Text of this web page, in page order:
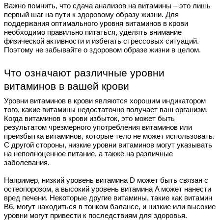
Важно помнить, что сдача анализов на витамины – это лишь
первый шаг на пути к здоровому образу жизни. Для
поддержания оптимального уровня витаминов в крови
необходимо правильно питаться, уделять внимание
физической активности и избегать стрессовых ситуаций.
Поэтому не забывайте о здоровом образе жизни в целом.
Что означают различные уровни
витаминов в вашей крови
Уровни витаминов в крови являются хорошим индикатором
того, какие витамины недостаточно получает ваш организм.
Когда витаминов в крови избыток, это может быть
результатом чрезмерного употребления витаминов или
преизбытка витаминов, которые тело не может использовать.
С другой стороны, низкие уровни витаминов могут указывать
на неполноценное питание, а также на различные
заболевания.
Например, низкий уровень витамина D может быть связан с
остеопорозом, а высокий уровень витамина A может нанести
вред печени. Некоторые другие витамины, такие как витамин
B6, могут находиться в тонком балансе, и низкие или высокие
уровни могут привести к последствиям для здоровья.